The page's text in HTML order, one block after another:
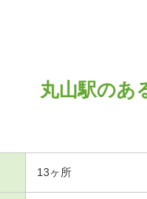
丸山駅のあ
13ヶ所